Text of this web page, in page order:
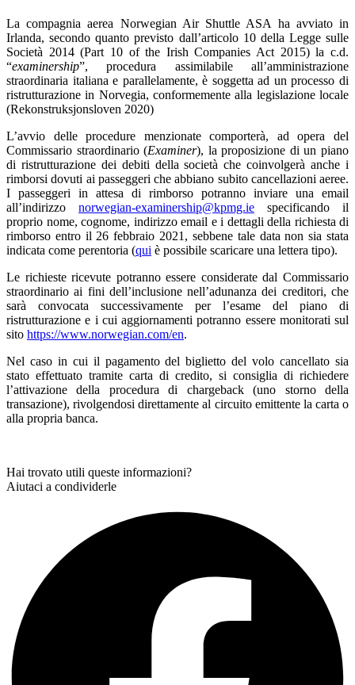
La compagnia aerea Norwegian Air Shuttle ASA ha avviato in
Irlanda, secondo quanto previsto dall’articolo 10 della Legge sulle
Società 2014 (Part 10 of the Irish Companies Act 2015) la c.d.
“examinership”, procedura assimilabile all’amministrazione
straordinaria italiana e parallelamente, è soggetta ad un processo di
ristrutturazione in Norvegia, conformemente alla legislazione locale
(Rekonstruksjonsloven 2020)
L’avvio delle procedure menzionate comporterà, ad opera del
Commissario straordinario (Examiner), la proposizione di un piano
di ristrutturazione dei debiti della società che coinvolgerà anche i
rimborsi dovuti ai passeggeri che abbiano subito cancellazioni aeree.
I passeggeri in attesa di rimborso potranno inviare una email
all’indirizzo norwegian-examinership@kpmg.ie specificando il
proprio nome, cognome, indirizzo email e i dettagli della richiesta di
rimborso entro il 26 febbraio 2021, sebbene tale data non sia stata
indicata come perentoria (qui è possibile scaricare una lettera tipo).
Le richieste ricevute potranno essere considerate dal Commissario
straordinario ai fini dell’inclusione nell’adunanza dei creditori, che
sarà convocata successivamente per l’esame del piano di
ristrutturazione e i cui aggiornamenti potranno essere monitorati sul
sito https://www.norwegian.com/en.
Nel caso in cui il pagamento del biglietto del volo cancellato sia
stato effettuato tramite carta di credito, si consiglia di richiedere
l’attivazione della procedura di chargeback (uno storno della
transazione), rivolgendosi direttamente al circuito emittente la carta o
alla propria banca.
Hai trovato utili queste informazioni?
Aiutaci a condividerle